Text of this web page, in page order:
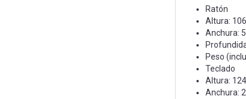
Ratón
Altura:
Anchura:
Peso
Teclado
Altura:
Anchura: